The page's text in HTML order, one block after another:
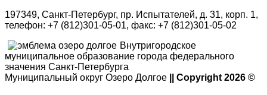
197349, Санкт-Петербург, пр. Испытателей, д. 31, корп. 1,
телефон: +7 (812)301-05-01, факс: +7 (812)301-05-02
Внутригородское
муниципальное образование города федерального
значения Санкт-Петербурга
Муниципальный округ Озеро Долгое
|| Copyright 2026 ©